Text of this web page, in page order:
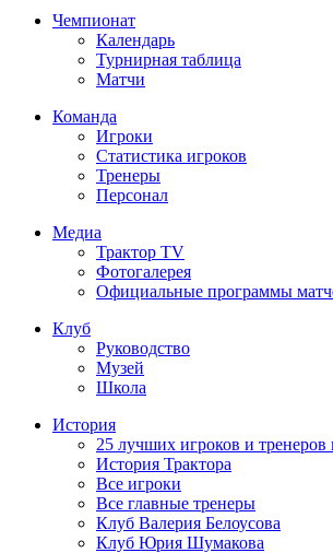
Чемпионат
Календарь
Турнирная таблица
Матчи
Команда
Игроки
Статистика игроков
Тренеры
Персонал
Медиа
Трактор TV
Фотогалерея
Официальные программы
Клуб
Руководство
Музей
Школа
История
25 лучших игроков и тренеров
История Трактора
Все игроки
Все главные тренеры
Клуб Валерия Белоусова
Клуб Юрия Шумакова